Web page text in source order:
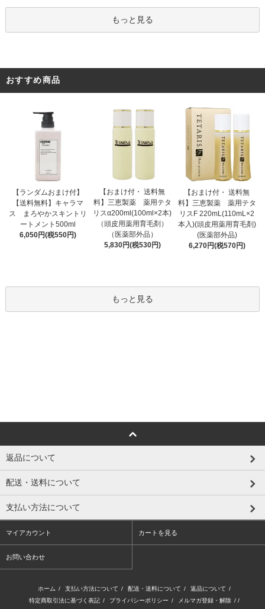
もっと見る
おすすめ商品
【ランダムおまけ付】
【送料無料】キャラマ
ス まろやかスキントリ
ートメント500ml
6,050円(税550円)
【おまけ付・ 送料無
料】三恵製薬 薬用テタ
リスα200ml(100ml×2本)
（頭皮用薬用育毛剤）
（医薬部外品）
5,830円(税530円)
【おまけ付・ 送料無
料】三恵製薬 薬用テタ
リスF 220mL(110mL×2
本入)(頭皮用薬用育毛剤)
(医薬部外品)
6,270円(税570円)
もっと見る
返品について
配送・送料について
支払い方法について
マイアカウント カートを見る
お問い合わせ
ホーム / 支払い方法について / 配送・送料について / 返品について /
特定商取引法に基づく表記 / プライバシーポリシー / メルマガ登録・解除 / /